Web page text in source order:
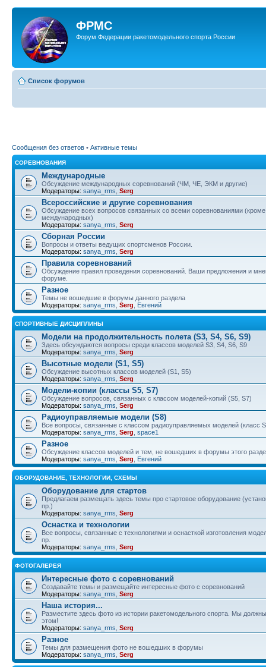
ФРМС
Форум Федерации ракетомодельного спорта России
Список форумов
Сообщения без ответов • Активные темы
СОРЕВНОВАНИЯ
Международные
Обсуждение международных соревнований (ЧМ, ЧЕ, ЭКМ и другие)
Модераторы: sanya_rms Serg
Всероссийские и другие соревнования
Обсуждение всех вопросов связанных со всеми соревнованиями (кроме
международных)
Модераторы: sanya_rms Serg
Сборная России
Вопросы и ответы ведущих спортсменов России.
Модераторы: sanya_rms Serg
Правила соревнований
Обсуждение правил проведения соревнований. Ваши предложения и
форуме.
Разное
Темы не вошедшие в форумы данного раздела
Модераторы: sanya_rms Serg Евгений
СПОРТИВНЫЕ ДИСЦИПЛИНЫ
Модели на продолжительность полета (S3, S4, S6, S9)
Здесь обсуждаются вопросы среди классов моделей S3, S4, S6, S9
Модераторы: sanya_rms Serg
Высотные модели (S1, S5)
Обсуждение высотных классов моделей (S1, S5)
Модераторы: sanya_rms Serg
Модели-копии (классы S5, S7)
Обсуждение вопросов, связанных с классом моделей-копий (S5, S7)
Модераторы: sanya_rms Serg
Радиоуправляемые модели (S8)
Все вопросы, связанные с классом радиоуправляемых моделей (класс
Модераторы: sanya_rms Serg space1
Разное
Обсуждение классов моделей и тем, не вошедших в форумы этого
Модераторы: sanya_rms Serg Евгений
ОБОРУДОВАНИЕ, ТЕХНОЛОГИИ, СХЕМЫ
Оборудование для стартов
Предлагаем размещать здесь темы про стартовое оборудование
пр.)
Модераторы: sanya_rms Serg
Оснастка и технологии
Все вопросы, связанные с технологиями и оснасткой изготовления
пр.
Модераторы: sanya_rms Serg
ФОТОГАЛЕРЕЯ
Интересные фото с соревнований
Создавайте темы и размещайте интересные фото с соревнований
Модераторы: sanya_rms Serg
Наша история...
Разместите здесь фото из истории ракетомодельного спорта. Мы
этом!
Модераторы: sanya_rms Serg
Разное
Темы для размещения фото не вошедших в форумы
Модераторы: sanya_rms Serg